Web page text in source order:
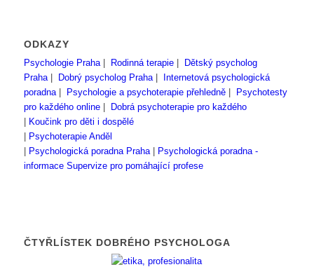
ODKAZY
Psychologie Praha| Rodinná terapie|
Dětský psycholog
Praha| Dobrý psycholog Praha|
Internetová psychologická
poradna| Psychologie a psychoterapie přehledně|
Psychotesty
pro každého online|
Dobrá psychoterapie pro každého
Koučink pro děti i dospělé
Psychoterapie Anděl
Psychologická poradna Praha|
Psychologická poradna -
informace Supervize pro pomáhající profese
ČTYŘLÍSTEK DOBRÉHO PSYCHOLOGA